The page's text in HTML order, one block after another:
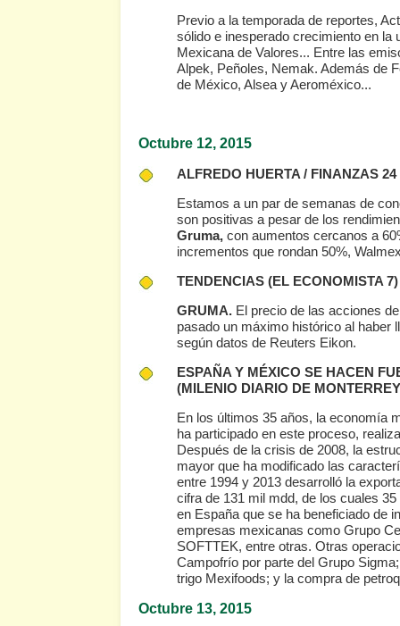
Previo a la temporada de reportes,
sólido e inesperado crecimiento en la
Mexicana de Valores... Entre las
Alpek, Peñoles, Nemak. Además de
de México, Alsea y Aeroméxico...
Octubre 12, 2015
ALFREDO HUERTA / FINANZAS 24
Estamos a un par de semanas de
son positivas a pesar de los
Gruma,con aumentos cercanos a
incrementos que rondan 50%,
TENDENCIAS (EL ECONOMISTA 7)
GRUMA.El precio de las acciones
pasado un máximo histórico al haber
según datos de Reuters Eikon.
ESPAÑA Y MÉXICO SE HACEN
(MILENIO DIARIO DE
En los últimos 35 años, la economía
ha participado en este proceso,
Después de la crisis de 2008, la
mayor que ha modificado las
entre 1994 y 2013 desarrolló la
cifra de 131 mil mdd, de los cuales
en España que se ha beneficiado de
empresas mexicanas como Grupo
SOFTTEK, entre otras. Otras
Campofrío por parte del Grupo
trigo Mexifoods; y la compra de
Octubre 13, 2015